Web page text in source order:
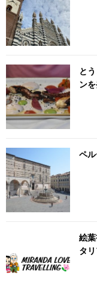
と
ン
ペ
絵
タ